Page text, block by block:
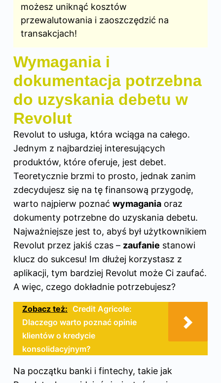
możesz uniknąć kosztów
przewalutowania i zaoszczędzić na
transakcjach!
Wymagania i
dokumentacja potrzebna
do uzyskania debetu w
Revolut
Revolut to usługa, która wciąga na całego.
Jednym z najbardziej interesujących
produktów, które oferuje, jest debet.
Teoretycznie brzmi to prosto, jednak zanim
zdecydujesz się na tę finansową przygodę,
warto najpierw poznać wymagania oraz
dokumenty potrzebne do uzyskania debetu.
Najważniejsze jest to, abyś był użytkownikiem
Revolut przez jakiś czas – zaufanie stanowi
klucz do sukcesu! Im dłużej korzystasz z
aplikacji, tym bardziej Revolut może Ci zaufać.
A więc, czego dokładnie potrzebujesz?
Zobacz też: Credit Agricole:
Dlaczego warto poznać opinie
klientów o kredycie
konsolidacyjnym?
Na początku banki i fintechy, takie jak